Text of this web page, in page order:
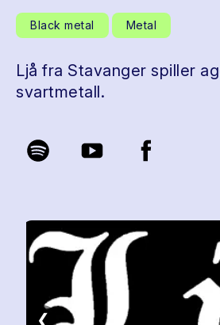
Black metal Metal
Ljå fra Stavanger spiller
svartmetall.
❮